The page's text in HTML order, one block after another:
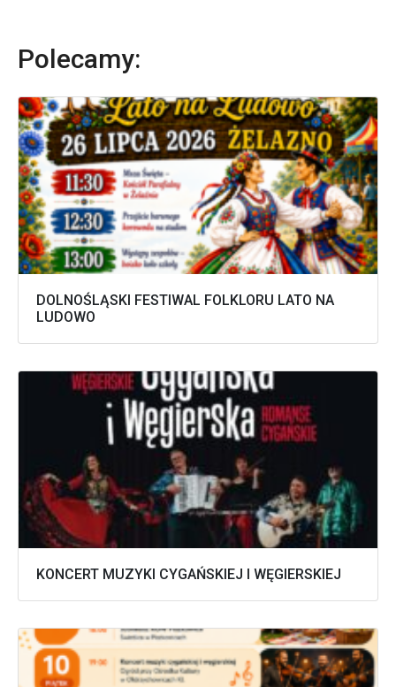
Polecamy:
DOLNOŚLĄSKI FESTIWAL FOLKLORU LATO NA
LUDOWO
KONCERT MUZYKI CYGAŃSKIEJ I WĘGIERSKIEJ